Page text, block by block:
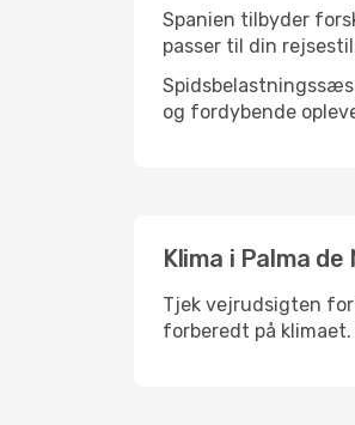
Spanien tilbyder
passer til din
og fordybende
Klima i Palma de
Tjek vejrudsigten
forberedt på